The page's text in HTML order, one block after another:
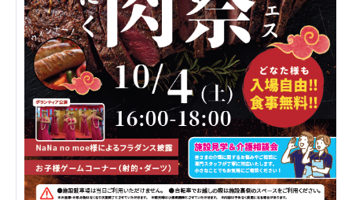
社会福祉法人 福ふく
福ふく
株式会社 せきれい
せきれい
社会福祉法人 心の会
心の会
医療（共に生きる仲間達）
医療法人社団 美翔会
聖心美容クリニック